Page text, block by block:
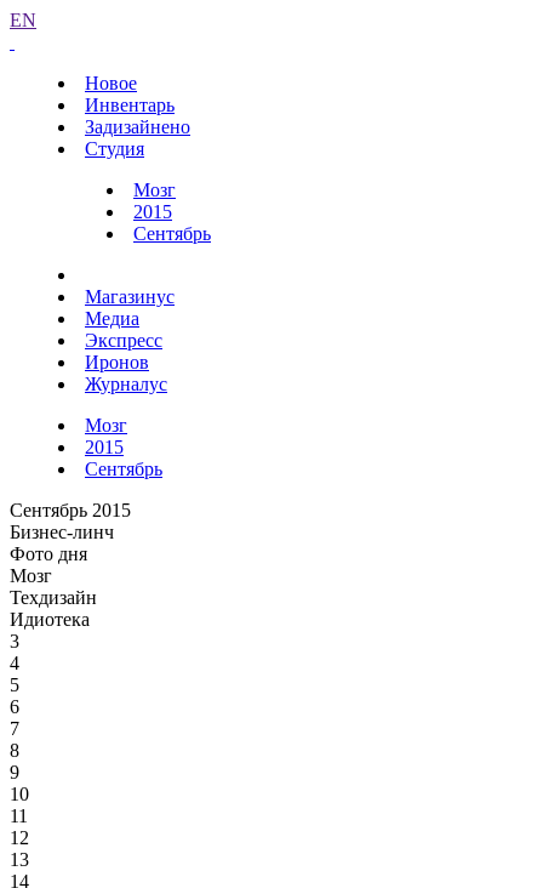
EN
Новое
Инвентарь
Задизайнено
Студия
Мозг
2015
Сентябрь
Магазинус
Медиа
Экспресс
Иронов
Журналус
Мозг
2015
Сентябрь
Сентябрь 2015
Бизнес-линч
Фото дня
Мозг
Техдизайн
Идиотека
3
4
5
6
7
8
9
10
11
12
13
14